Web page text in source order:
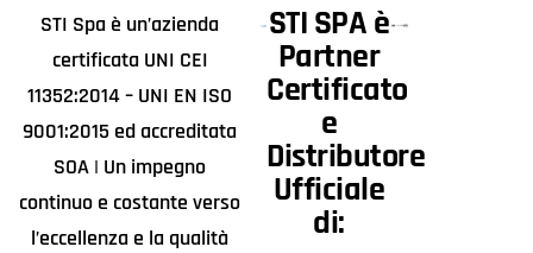
STI Spa è un’azienda
certificata UNI CEI
11352:2014 – UNI EN ISO
9001:2015 ed accreditata
SOA | Un impegno
continuo e costante verso
l’eccellenza e la qualità
STI SPA è
Partner
Certificato
e
Distributore
Ufficiale
di: